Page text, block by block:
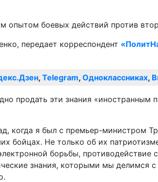
опытом боевых действий против
передает корреспондент
, Telegram, Одноклассниках,
продать эти знания «иностранным
когда я был с премьер-министром
бойцах. Не только об их
борьбы, противодействие
знания, которыми мы делимся с